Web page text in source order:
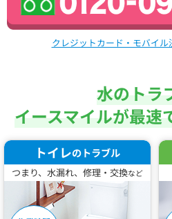
クレジットカード・モバイ
水のトラ
イースマイルが最速
トイレのトラブル
つまり、水漏れ、修理・交換など